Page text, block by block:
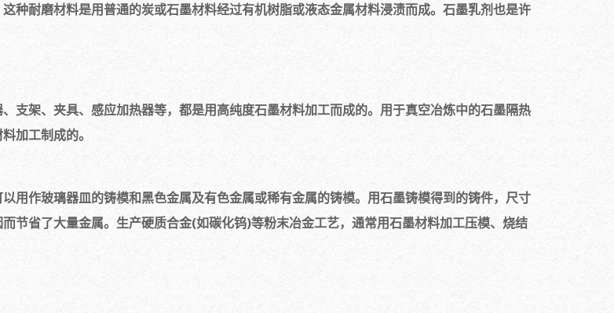
种耐磨材料是用普通的炭或石墨材料经过有机树脂或液态金属材料浸渍而成。石墨乳剂也是许
支架、夹具、感应加热器等，都是用高纯度石墨材料加工而成的。用于真空冶炼中的石墨隔热
加工制成的。
用作玻璃器皿的铸模和黑色金属及有色金属或稀有金属的铸模。用石墨铸模得到的铸件，尺寸
节省了大量金属。生产硬质合金(如碳化钨)等粉末冶金工艺，通常用石墨材料加工压模、烧结